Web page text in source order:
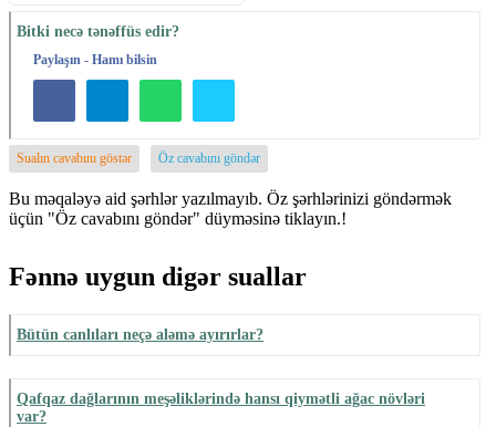
Bitki necə tənəffüs edir?
Paylaşın - Hamı bilsin
Sualın cavabını göstər Öz cavabını göndər
Bu məqaləyə aid şərhlər yazılmayıb. Öz şərhlərinizi göndərmək
üçün "Öz cavabını göndər" düyməsinə tiklayın.!
Fənnə uygun digər suallar
Bütün canlıları neçə aləmə ayırırlar?
Qafqaz dağlarının meşəliklərində hansı qiymətli ağac növləri
var?